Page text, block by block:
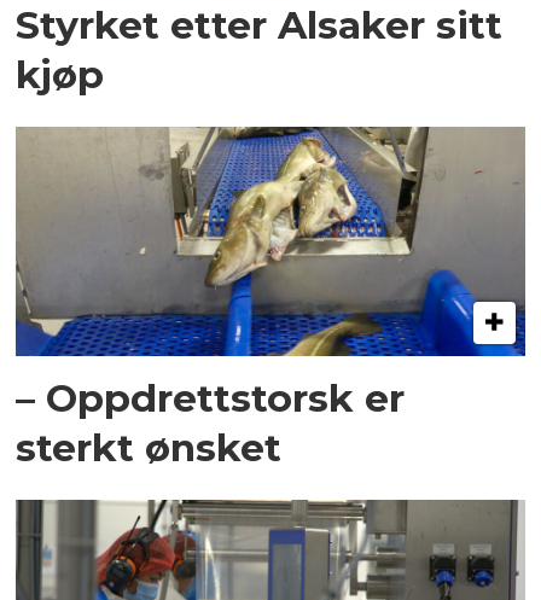
Styrket etter Alsaker sitt
kjøp
– Oppdrettstorsk er
sterkt ønsket